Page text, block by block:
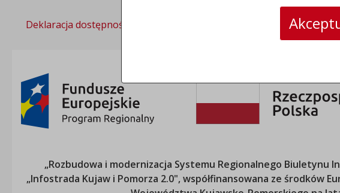
Deklaracja dostępności
„Rozbudowa i modernizacja Systemu Regionalnego Biuletynu
„Infostrada Kujaw i Pomorza 2.0", współfinansowana ze środków